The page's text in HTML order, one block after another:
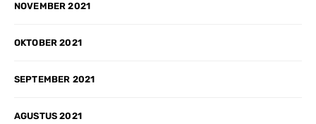
NOVEMBER 2021
OKTOBER 2021
SEPTEMBER 2021
AGUSTUS 2021